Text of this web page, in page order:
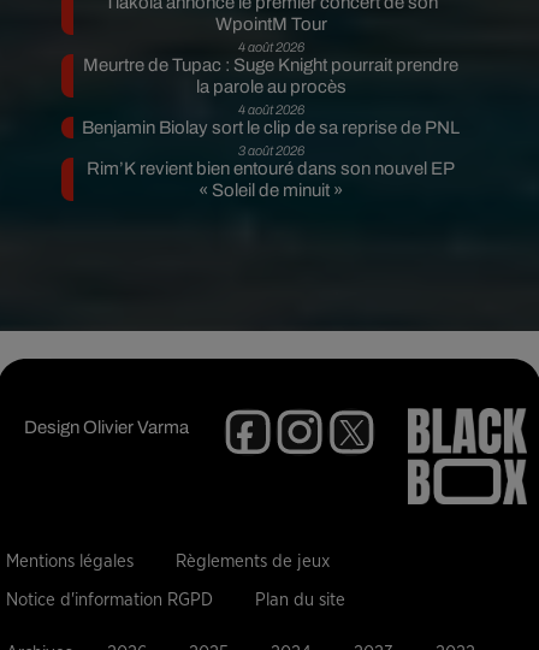
WpointM Tour
4 août 2026
Meurtre de Tupac : Suge Knight pourrait prendre
la parole au procès
4 août 2026
Benjamin Biolay sort le clip de sa reprise de PNL
3 août 2026
Rim’K revient bien entouré dans son nouvel EP
« Soleil de minuit »
DesignOlivier Varma
Mentions légales Règlements de jeux
Notice d'information RGPD Plan du site